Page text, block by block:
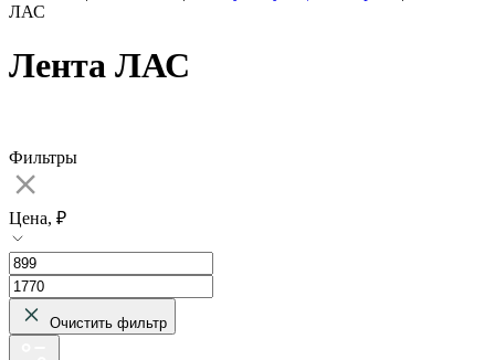
ЛАС
Лента ЛАС
Фильтры
Цена, ₽
Очистить фильтр